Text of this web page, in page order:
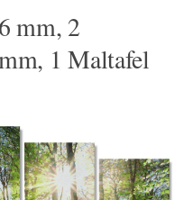
mm, 2
1 Maltafel